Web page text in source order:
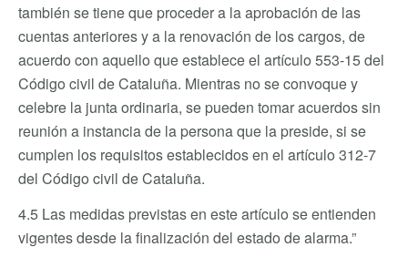
también se tiene que proceder a la aprobación de las
cuentas anteriores y a la renovación de los cargos, de
acuerdo con aquello que establece el artículo 553-15 del
Código civil de Cataluña. Mientras no se convoque y
celebre la junta ordinaria, se pueden tomar acuerdos sin
reunión a instancia de la persona que la preside, si se
cumplen los requisitos establecidos en el artículo 312-7
del Código civil de Cataluña.
4.5 Las medidas previstas en este artículo se entienden
vigentes desde la finalización del estado de alarma.”